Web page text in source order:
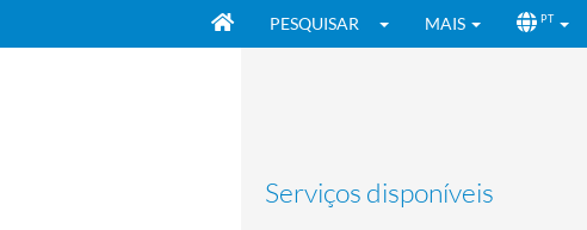
PESQUISAR MAIS PT
Serviços disponíveis